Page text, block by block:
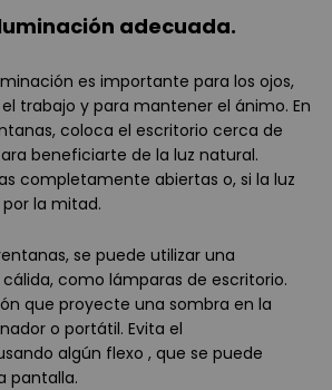
adecuada.
es importante para los ojos,
trabajo y para mantener el ánimo. En
coloca el escritorio cerca de
beneficiarte de la luz natural.
completamente abiertas o, si la luz
la mitad.
se puede utilizar una
como lámparas de escritorio.
que proyecte una sombra en la
o portátil. Evita el
algún flexo , que se puede
pantalla.